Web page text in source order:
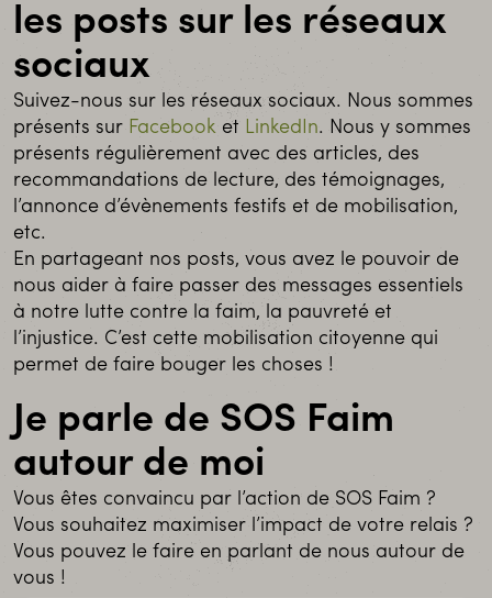
les posts sur les réseaux
sociaux
Suivez-nous sur les réseaux sociaux. Nous sommes
présents sur Facebook et LinkedIn. Nous y sommes
présents régulièrement avec des articles, des
recommandations de lecture, des témoignages,
l’annonce d’évènements festifs et de mobilisation,
etc.
En partageant nos posts, vous avez le pouvoir de
nous aider à faire passer des messages essentiels
à notre lutte contre la faim, la pauvreté et
l’injustice. C’est cette mobilisation citoyenne qui
permet de faire bouger les choses !
Je parle de SOS Faim
autour de moi
Vous êtes convaincu par l’action de SOS Faim ?
Vous souhaitez maximiser l’impact de votre relais ?
Vous pouvez le faire en parlant de nous autour de
vous !